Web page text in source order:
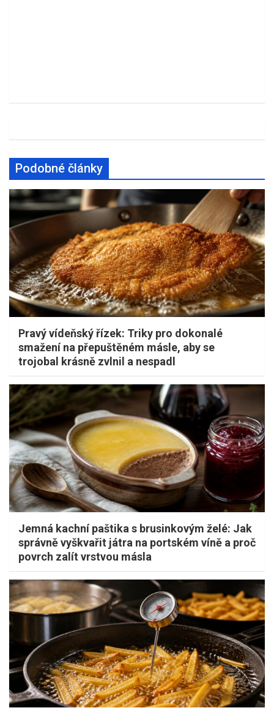
Podobné články
Pravý vídeňský řízek: Triky pro dokonalé
smažení na přepuštěném másle, aby se
trojobal krásně zvlnil a nespadl
Jemná kachní paštika s brusinkovým želé: Jak
správně vyškvařit játra na portském víně a proč
povrch zalít vrstvou másla